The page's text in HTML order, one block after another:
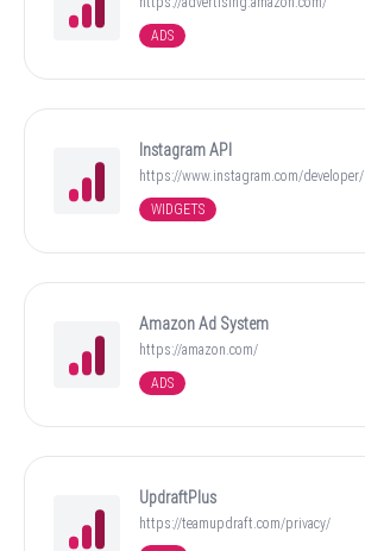
ADS
Instagram API
https://www.instagram.com/developer/
WIDGETS
Amazon Ad System
https://amazon.com/
ADS
UpdraftPlus
https://teamupdraft.com/privacy/